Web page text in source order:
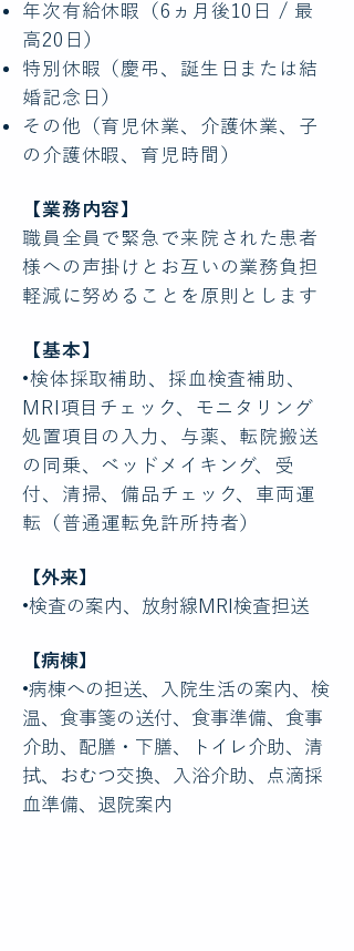
年次有給休暇（6ヵ月後10日 / 最
高20日）
特別休暇（慶弔、誕生日または結
婚記念日）
その他（育児休業、介護休業、子
の介護休暇、育児時間）
【業務内容】
職員全員で緊急で来院された患者
様への声掛けとお互いの業務負担
軽減に努めることを原則とします
【基本】
•検体採取補助、採血検査補助、
MRI項目チェック、モニタリング
処置項目の入力、与薬、転院搬送
の同乗、ベッドメイキング、受
付、清掃、備品チェック、車両運
転（普通運転免許所持者）
【外来】
•検査の案内、放射線MRI検査担送
【病棟】
•病棟への担送、入院生活の案内、検
温、食事箋の送付、食事準備、食事
介助、配膳・下膳、トイレ介助、清
拭、おむつ交換、入浴介助、点滴採
血準備、退院案内